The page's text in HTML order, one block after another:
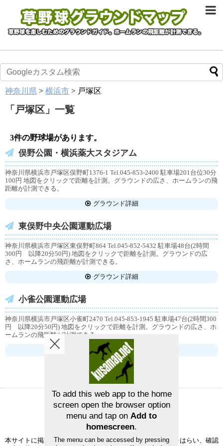
神奈川県 > 横浜市 > 戸塚区
「 戸塚区 」 一覧
3件の野球場があります。
俣野公園・横浜薬大スタジアム
神奈川県横浜市戸塚区俣野町1376-1 Tel.045-853-2400 駐車場201台位30分
100円 地図をクリックで距離を計測。グラウンドの広さ、ホームランの飛
距離が計測できる。
グラウンド詳細
東俣野中央公園運動広場
神奈川県横浜市戸塚区東俣野町864 Tel.045-852-5432 駐車場48台(2時間
300円 以降20分50円) 地図をクリックで距離を計測。グラウンドの広
さ、ホームランの飛距離が計測できる。
グラウンド詳細
小雀公園運動広場
神奈川県横浜市戸塚区小雀町2470 Tel.045-853-1945 駐車場47台(2時間300
円 以降20分50円) 地図をクリックで距離を計測。グラウンドの広さ、ホ
ームランの飛距離が計測できる。
グラウンド詳細
草野球グラウンドマップ お問い合せ
草野球グラウンドマップ
本サイトに掲載された情報の正確性については、充分注意をはらい、確認
To add this web app to the home
screen open the browser option
menu and tap on Add to
homescreen.
The menu can be accessed by pressing